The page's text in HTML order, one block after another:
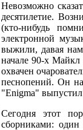
Невозможно
десятилетие.
(кто-нибудь
электронной
выжили, давая
начале 90-x
охвачен
песнопений. Он
"Enigma"
Сегодня этот
сборниками: